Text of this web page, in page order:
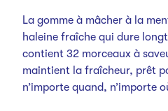
La gomme à mâcher à la
haleine fraîche qui dure
contient 32 morceaux à
maintient la fraîcheur, prêt
n’importe quand, n’importe